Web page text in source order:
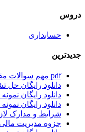
دروس
حسابداری
جدیدترین
pdf مهم سوالات مقدمات راهنمایی و مشاوره شفیع آبادی
دانلود رایگان حل
دانلود رایگان نمونه
دانلود رایگان نمونه
شرایط و مدارک
جزوه مدیریت مالی 1 مهدی تقوی